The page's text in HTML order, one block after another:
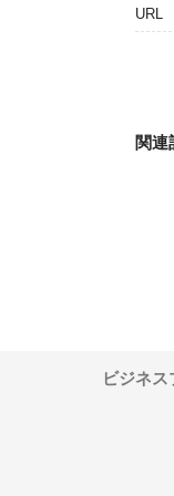
URL
関連
ビジネス